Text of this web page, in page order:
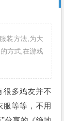
装方法,为大
方式,在游戏
很多鸡友并不
等等，不用